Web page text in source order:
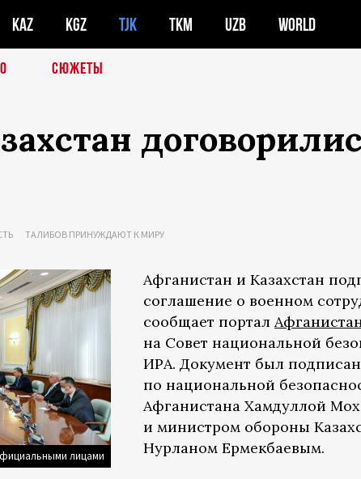
KAZ KGZ TJK TKM UZB WORLD
СЮЖЕТЫ
ТАЛИБОВ ПРИНУЖДАЮТ К МИРУ
лицами
Афганистан и Казахстан
соглашение о военном
сообщает портал
на Совет национальной
ИРА. Документ был
по национальной
Афганистана Хамдуллой
и министром обороны
Нурланом Ермекбаевым.